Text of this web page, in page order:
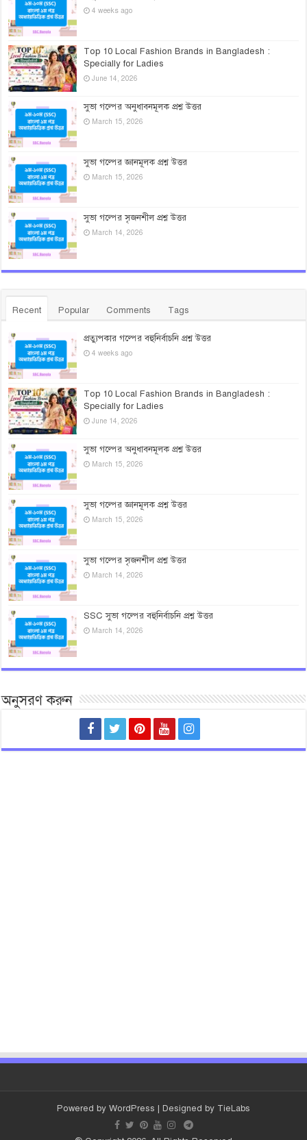
4 weeks ago
Top 10 Local Fashion Brands in Bangladesh :
Specially for Ladies
June 14, 2026
সুভা গল্পের অনুধাবনমূলক প্রশ্ন উত্তর
March 15, 2026
সুভা গল্পের জ্ঞানমূলক প্রশ্ন উত্তর
March 15, 2026
সুভা গল্পের সৃজনশীল প্রশ্ন উত্তর
March 14, 2026
Recent Popular Comments Tags
প্রত্যুপকার গল্পের বহুনির্বাচনি প্রশ্ন উত্তর
4 weeks ago
Top 10 Local Fashion Brands in Bangladesh :
Specially for Ladies
June 14, 2026
সুভা গল্পের অনুধাবনমূলক প্রশ্ন উত্তর
March 15, 2026
সুভা গল্পের জ্ঞানমূলক প্রশ্ন উত্তর
March 15, 2026
সুভা গল্পের সৃজনশীল প্রশ্ন উত্তর
March 14, 2026
SSC সুভা গল্পের বহুনির্বাচনি প্রশ্ন উত্তর
March 14, 2026
অনুসরণ করুন
Powered by WordPress | Designed by TieLabs